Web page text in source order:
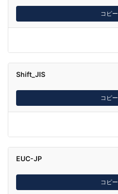
コピー
Shift_JIS
コピー
EUC-JP
コピー